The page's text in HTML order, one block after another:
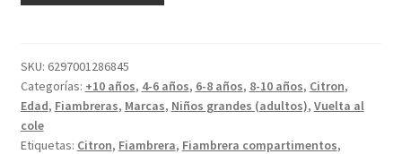
cubiertos
Caramelo
cantidad
SKU: 6297001286845
Categorías: +10 años, 4-6 años, 6-8 años, 8-10 años, Citron,
Edad, Fiambreras, Marcas, Niños grandes (adultos), Vuelta al
cole
Etiquetas: Citron, Fiambrera, Fiambrera compartimentos,